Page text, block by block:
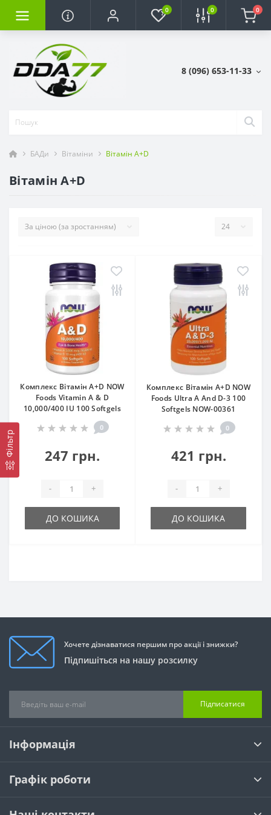
0 0 0
8 (096) 653-11-33
БАДи Вітаміни Вітамін A+D
Вітамін A+D
Фільтр
Комплекс Вітамін A+D NOW
Foods Vitamin A & D
10,000/400 IU 100 Softgels
0
247 грн.
- +
ДО КОШИКА
Комплекс Вітамін A+D NOW
Foods Ultra A And D-3 100
Softgels NOW-00361
0
421 грн.
- +
ДО КОШИКА
Хочете дізнаватися першим про акції і знижки?
Підпишіться на нашу розсилку
Підписатися
Інформація
Графік роботи